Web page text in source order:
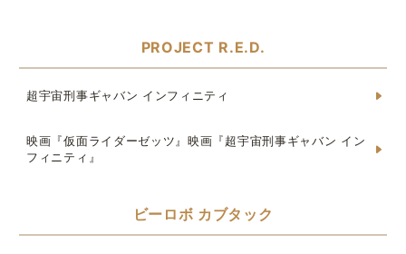
PROJECT R.E.D.
超宇宙刑事ギャバン インフィニティ
映画『仮面ライダーゼッツ』映画『超宇宙刑事ギャバン イン
フィニティ』
ビーロボ カブタック